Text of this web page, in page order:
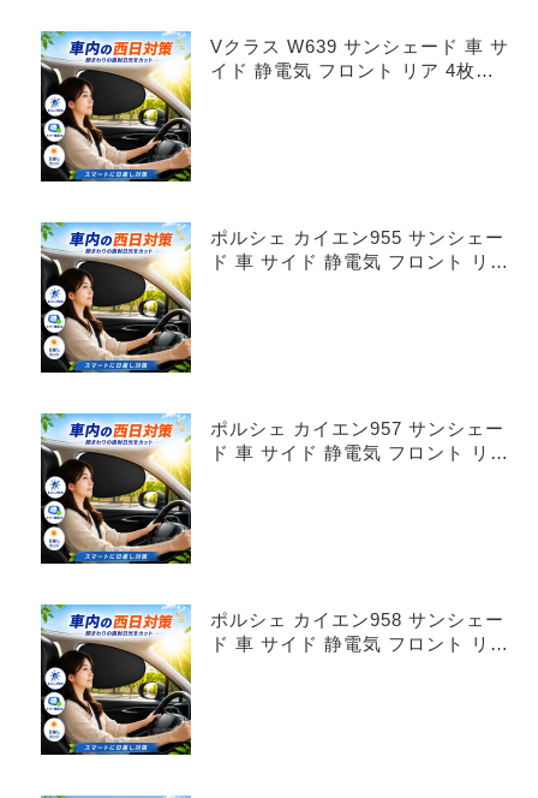
Vクラス W639 サンシェード 車 サ
イド 静電気 フロント リア 4枚セ
ポルシェ カイエン955 サンシェー
ド 車 サイド 静電気 フロント リア
ポルシェ カイエン957 サンシェー
ド 車 サイド 静電気 フロント リア
ポルシェ カイエン958 サンシェー
ド 車 サイド 静電気 フロント リア